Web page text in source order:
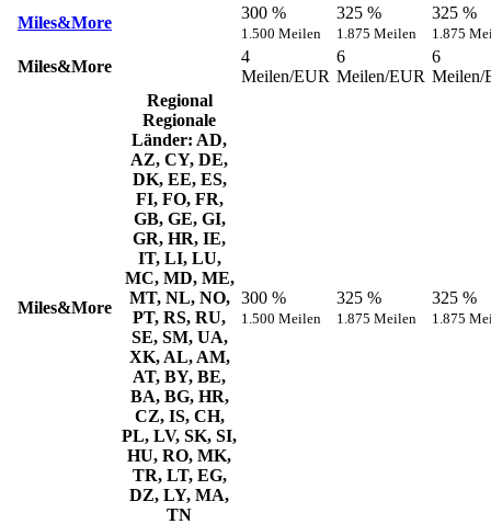
Miles&More
300 %
1.500 Meilen
325 %
1.875 Meilen
325 %
1.875
Miles&More
4
Meilen/EUR
6
Meilen/EUR
6
Meilen/
Miles&More
Regional
Regionale
Länder: AD,
AZ, CY, DE,
DK, EE, ES,
FI, FO, FR,
GB, GE, GI,
GR, HR, IE,
IT, LI, LU,
MC, MD, ME,
MT, NL, NO,
PT, RS, RU,
SE, SM, UA,
XK, AL, AM,
AT, BY, BE,
BA, BG, HR,
CZ, IS, CH,
PL, LV, SK, SI,
HU, RO, MK,
TR, LT, EG,
DZ, LY, MA,
TN
300 %
1.500 Meilen
325 %
1.875 Meilen
325 %
1.875